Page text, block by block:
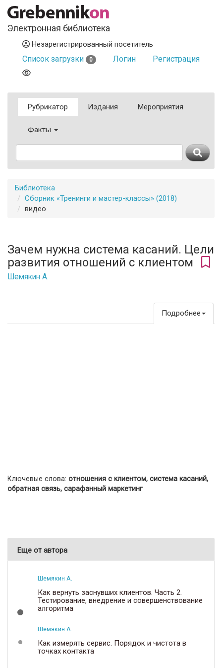
Электронная библиотека
Незарегистрированный посетитель
Список загрузки 0 Логин Регистрация
Рубрикатор Издания Мероприятия
Факты
Библиотека
Сборник «Тренинги и мастер-классы» (2018)
видео
Зачем нужна система касаний. Цели
развития отношений с клиентом
Шемякин А.
Подробнее
Ключевые слова: отношения с клиентом, система касаний,
обратная связь, сарафанный маркетинг
Еще от автора
Шемякин А.
Как вернуть заснувших клиентов. Часть 2.
Тестирование, внедрение и совершенствование
алгоритма
Шемякин А.
Как измерять сервис. Порядок и чистота в
точках контакта